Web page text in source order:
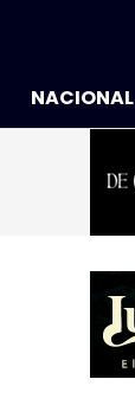
NACIONAL